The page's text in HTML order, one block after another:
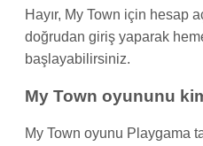
Hayır, My Town için hesap
doğrudan giriş yaparak
başlayabilirsiniz.
My Town oyununu
My Town oyunu Playgama